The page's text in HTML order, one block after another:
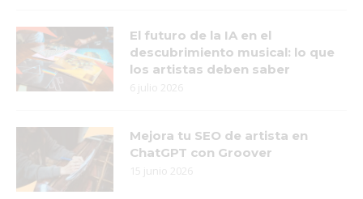
El futuro de la IA en el
descubrimiento musical: lo que
los artistas deben saber
6 julio 2026
Mejora tu SEO de artista en
ChatGPT con Groover
15 junio 2026